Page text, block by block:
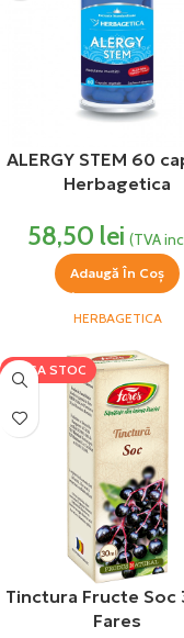
ALERGY STEM 60
Herbagetica
58,50 lei (TVA
Adaugă În Coș
HERBAGETICA
LIPSA STOC
Tinctura Fructe Soc
Fares